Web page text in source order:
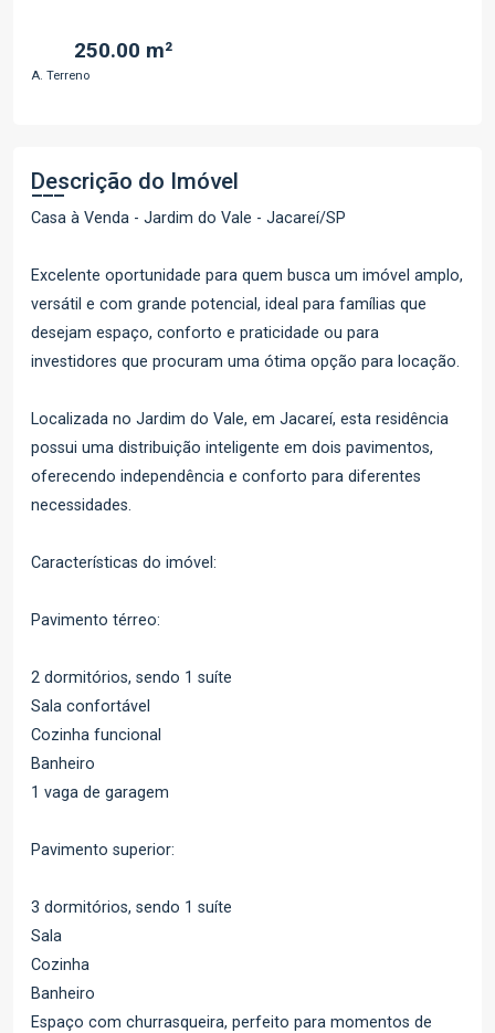
250.00 m²
A. Terreno
Descrição do Imóvel
Casa à Venda - Jardim do Vale - Jacareí/SP
Excelente oportunidade para quem busca um imóvel amplo,
versátil e com grande potencial, ideal para famílias que
desejam espaço, conforto e praticidade ou para
investidores que procuram uma ótima opção para locação.
Localizada no Jardim do Vale, em Jacareí, esta residência
possui uma distribuição inteligente em dois pavimentos,
oferecendo independência e conforto para diferentes
necessidades.
Características do imóvel:
Pavimento térreo:
2 dormitórios, sendo 1 suíte
Sala confortável
Cozinha funcional
Banheiro
1 vaga de garagem
Pavimento superior:
3 dormitórios, sendo 1 suíte
Sala
Cozinha
Banheiro
Espaço com churrasqueira, perfeito para momentos de